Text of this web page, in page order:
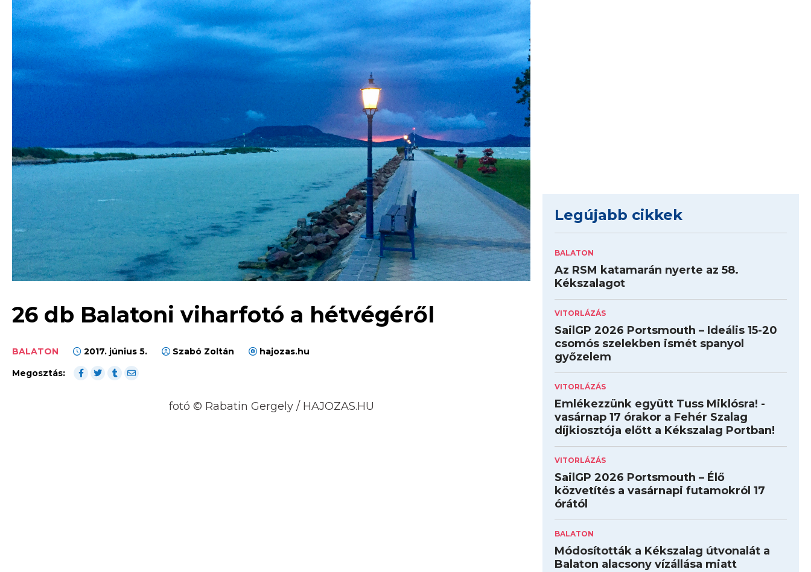
26 db Balatoni viharfotó a hétvégéről
BALATON 2017. június 5. Szabó Zoltán
hajozas.hu
Megosztás:
fotó © Rabatin Gergely / HAJOZAS.HU
Legújabb cikkek
BALATON
Az RSM katamarán nyerte az 58.
Kékszalagot
VITORLÁZÁS
SailGP 2026 Portsmouth – Ideális 15-20
csomós szelekben ismét spanyol
győzelem
VITORLÁZÁS
Emlékezzünk együtt Tuss Miklósra! -
vasárnap 17 órakor a Fehér Szalag
díjkiosztója előtt a Kékszalag Portban!
VITORLÁZÁS
SailGP 2026 Portsmouth – Élő
közvetítés a vasárnapi futamokról 17
órától
BALATON
Módosították a Kékszalag útvonalát a
Balaton alacsony vízállása miatt